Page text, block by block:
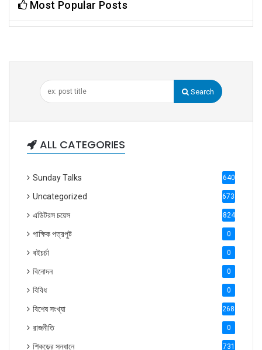
Most Popular Posts
Search
ALL CATEGORIES
Sunday Talks 640
Uncategorized 6738
এডিটরস চয়েস 824
পাক্ষিক পত্রপুট 0
বইচর্চা 0
বিনোদন 0
বিবিধ 0
বিশেষ সংখ্যা 2686
রাজনীতি 0
শিকড়ের সন্ধানে 731